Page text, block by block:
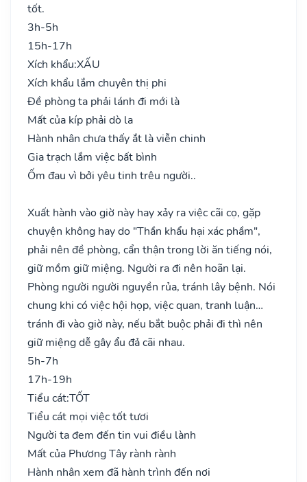
tốt.
3h-5h
15h-17h
Xích khẩu:XẤU
Xích khẩu lắm chuyên thị phi
Đề phòng ta phải lánh đi mới là
Mất của kíp phải dò la
Hành nhân chưa thấy ắt là viễn chinh
Gia trạch lắm việc bất bình
Ốm đau vì bởi yêu tinh trêu người..
Xuất hành vào giờ này hay xảy ra việc cãi cọ, gặp
chuyện không hay do "Thần khẩu hại xác phầm",
phải nên đề phòng, cẩn thận trong lời ăn tiếng nói,
giữ mồm giữ miệng. Người ra đi nên hoãn lại.
Phòng người người nguyền rủa, tránh lây bệnh. Nói
chung khi có việc hội họp, việc quan, tranh luận…
tránh đi vào giờ này, nếu bắt buộc phải đi thì nên
giữ miệng dễ gây ẩu đả cãi nhau.
5h-7h
17h-19h
Tiểu cát:TỐT
Tiểu cát mọi việc tốt tươi
Người ta đem đến tin vui điều lành
Mất của Phương Tây rành rành
Hành nhân xem đã hành trình đến nơi